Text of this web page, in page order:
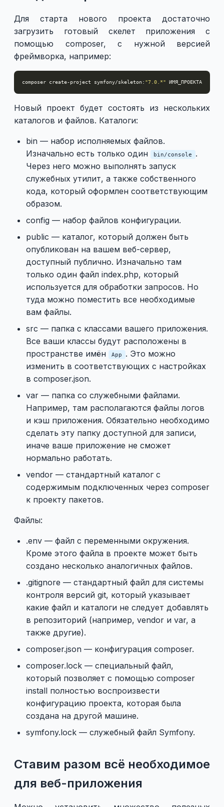
Для старта нового проекта достаточно
загрузить готовый скелет приложения c
помощью composer, с нужной версией
фреймворка, например:
composer create-project symfony/skeleton: "7.0.*"
Новый проект будет состоять из нескольких
каталогов и файлов. Каталоги:
bin — набор исполняемых файлов.
Изначально есть только один
bin/console .
Через него можно выполнять запуск
служебных утилит, а также собственного
кода, который оформлен соответствующим
образом.
config — набор файлов конфигурации.
public — каталог, который должен быть
опубликован на вашем веб-сервер,
доступный публично. Изначально там
только один файл index.php, который
используется для обработки запросов. Но
туда можно поместить все необходимые
вам файлы.
src — папка с классами вашего приложения.
Все ваши классы будут расположены в
пространстве имён
App . Это можно
изменить в соответствующих с настройках
в composer.json.
var — папка со служебными файлами.
Например, там располагаются файлы логов
и кэш приложения. Обязательно необходимо
сделать эту папку доступной для записи,
иначе ваше приложение не сможет
нормально работать.
vendor — стандартный каталог с
содержимым подключенных через composer
к проекту пакетов.
Файлы:
.env — файл с переменными окружения.
Кроме этого файла в проекте может быть
создано несколько аналогичных файлов.
.gitignore — стандартный файл для системы
контроля версий git, который указывает
какие файл и каталоги не следует добавлять
в репозиторий (например, vendor и var, а
также другие).
composer.json — конфигурация composer.
composer.lock — специальный файл,
который позволяет с помощью composer
install полностью воспроизвести
конфигурацию проекта, которая была
создана на другой машине.
symfony.lock — служебный файл Symfony.
Ставим разом всё необходимое
для веб-приложения